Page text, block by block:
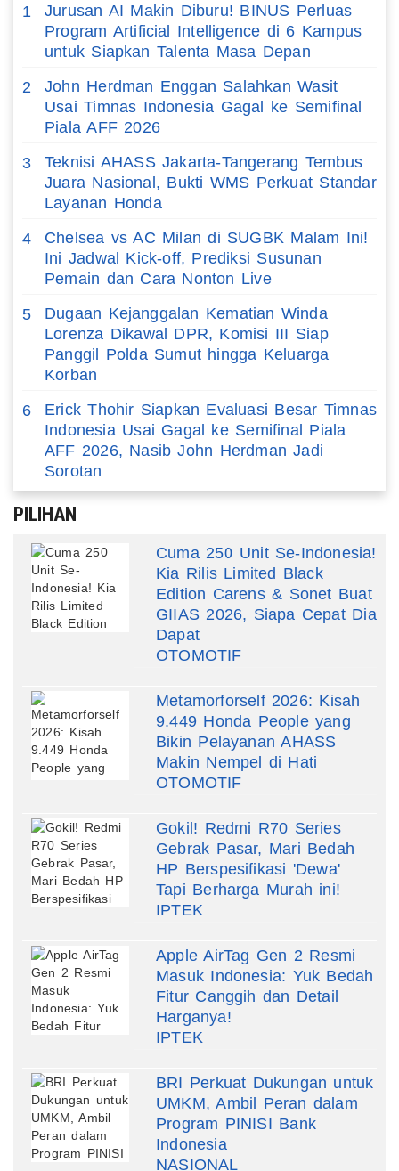
1
Jurusan AI Makin Diburu! BINUS Perluas
Program Artificial Intelligence di 6 Kampus
untuk Siapkan Talenta Masa Depan
2
John Herdman Enggan Salahkan Wasit
Usai Timnas Indonesia Gagal ke Semifinal
Piala AFF 2026
3
Teknisi AHASS Jakarta-Tangerang Tembus
Juara Nasional, Bukti WMS Perkuat Standar
Layanan Honda
4
Chelsea vs AC Milan di SUGBK Malam Ini!
Ini Jadwal Kick-off, Prediksi Susunan
Pemain dan Cara Nonton Live
5
Dugaan Kejanggalan Kematian Winda
Lorenza Dikawal DPR, Komisi III Siap
Panggil Polda Sumut hingga Keluarga
Korban
6
Erick Thohir Siapkan Evaluasi Besar Timnas
Indonesia Usai Gagal ke Semifinal Piala
AFF 2026, Nasib John Herdman Jadi
Sorotan
PILIHAN
Cuma 250 Unit Se-Indonesia!
Kia Rilis Limited Black
Edition Carens & Sonet Buat
GIIAS 2026, Siapa Cepat Dia
Dapat
OTOMOTIF
Metamorforself 2026: Kisah
9.449 Honda People yang
Bikin Pelayanan AHASS
Makin Nempel di Hati
OTOMOTIF
Gokil! Redmi R70 Series
Gebrak Pasar, Mari Bedah
HP Berspesifikasi 'Dewa'
Tapi Berharga Murah ini!
IPTEK
Apple AirTag Gen 2 Resmi
Masuk Indonesia: Yuk Bedah
Fitur Canggih dan Detail
Harganya!
IPTEK
BRI Perkuat Dukungan untuk
UMKM, Ambil Peran dalam
Program PINISI Bank
Indonesia
NASIONAL